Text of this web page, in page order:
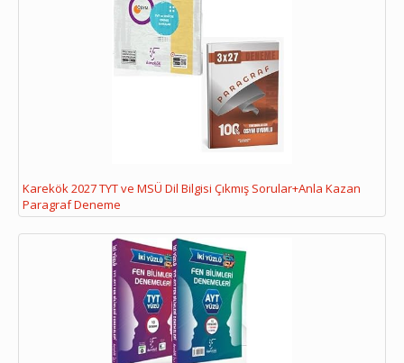
Karekök 2027 TYT ve MSÜ Dil Bilgisi Çıkmış Sorular+Anla Kazan
Paragraf Deneme